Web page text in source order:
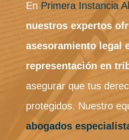
En Primera Instancia
nuestros expertos
asesoramiento legal
representación en
asegurar que tus
protegidos. Nuestro
abogados